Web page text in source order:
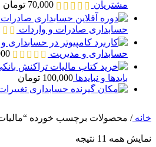
مشتریان
70,000 تومان
حسابداری صادرات و واردات
حسابداری و مدیریت
بایدها و نبایدها 100,000 تومان
حسابداری
خانه/ محصولات برچسب خورده
نمایش همه 11 نتیجه